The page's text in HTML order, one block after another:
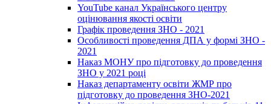
YouTube канал Українського центру
оцінювання якості освіти
Графік проведення ЗНО - 2021
Особливості проведення ДПА у формі ЗНО -
2021
Наказ МОНУ про підготовку до проведення
ЗНО у 2021 році
Наказ департаменту освіти ЖМР про
підготовку до проведення ЗНО-2021